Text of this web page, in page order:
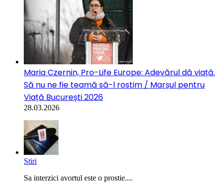
Maria Czernin, Pro-Life Europe: Adevărul dă viață.
Să nu ne fie teamă să-l rostim / Marșul pentru
Viață București 2026
28.03.2026
Stiri
Sa interzici avortul este o prostie....